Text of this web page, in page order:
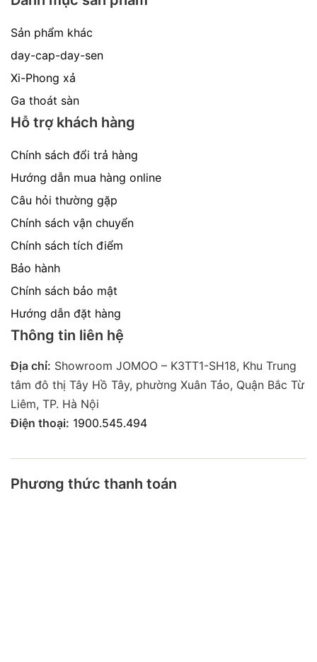
Sản phẩm khác
day-cap-day-sen
Xi-Phong xả
Ga thoát sàn
Hỗ trợ khách hàng
Chính sách đổi trả hàng
Hướng dẫn mua hàng online
Câu hỏi thường gặp
Chính sách vận chuyển
Chính sách tích điểm
Bảo hành
Chính sách bảo mật
Hướng dẫn đặt hàng
Thông tin liên hệ
Địa chỉ: Showroom JOMOO – K3TT1-SH18, Khu Trung
tâm đô thị Tây Hồ Tây, phường Xuân Tảo, Quận Bắc Từ
Liêm, TP. Hà Nội
Điện thoại: 1900.545.494
Phương thức thanh toán